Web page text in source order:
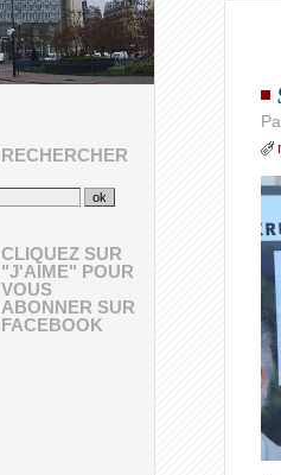
RECHERCHER
CLIQUEZ SUR
"J'AIME" POUR
VOUS
ABONNER SUR
FACEBOOK